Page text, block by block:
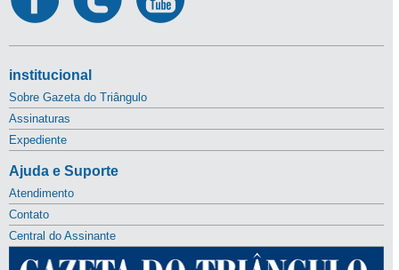
institucional
Sobre Gazeta do Triângulo
Assinaturas
Expediente
Ajuda e Suporte
Atendimento
Contato
Central do Assinante